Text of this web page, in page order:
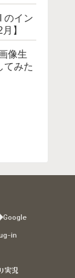
のイン
】
像生
てみた
Google
in
実況